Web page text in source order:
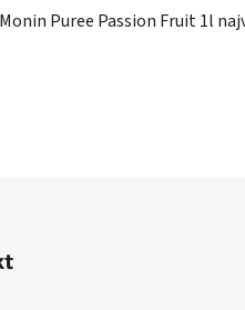
Puree Passion Fruit 1l